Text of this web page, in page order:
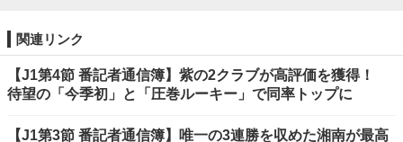
関連リンク
【J1第4節 番記者通信簿】紫の2クラブが高評価を獲得！
待望の「今季初」と「圧巻ルーキー」で同率トップに
【J1第3節 番記者通信簿】唯一の3連勝を収めた湘南が最高